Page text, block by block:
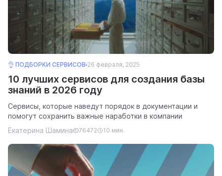
👌 ПОДБОРКИ СЕРВИСОВ 26 февраля, 2025
10 лучших сервисов для создания базы
знаний в 2026 году
Сервисы, которые наведут порядок в документации и
помогут сохранить важные наработки в компании
Екатерина Шамина
76472 10 мин.